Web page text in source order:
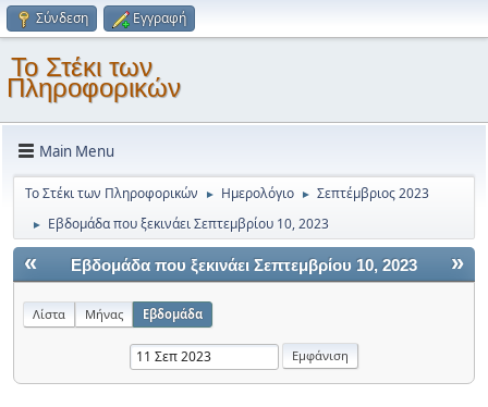
Σύνδεση Εγγραφή
Το Στέκι των
Πληροφορικών
Main Menu
Το Στέκι των Πληροφορικών ► Ημερολόγιο ► Σεπτέμβριος 2023
► Εβδομάδα που ξεκινάει Σεπτεμβρίου 10, 2023
« »
Εβδομάδα που ξεκινάει Σεπτεμβρίου 10, 2023
Λίστα Μήνας Εβδομάδα